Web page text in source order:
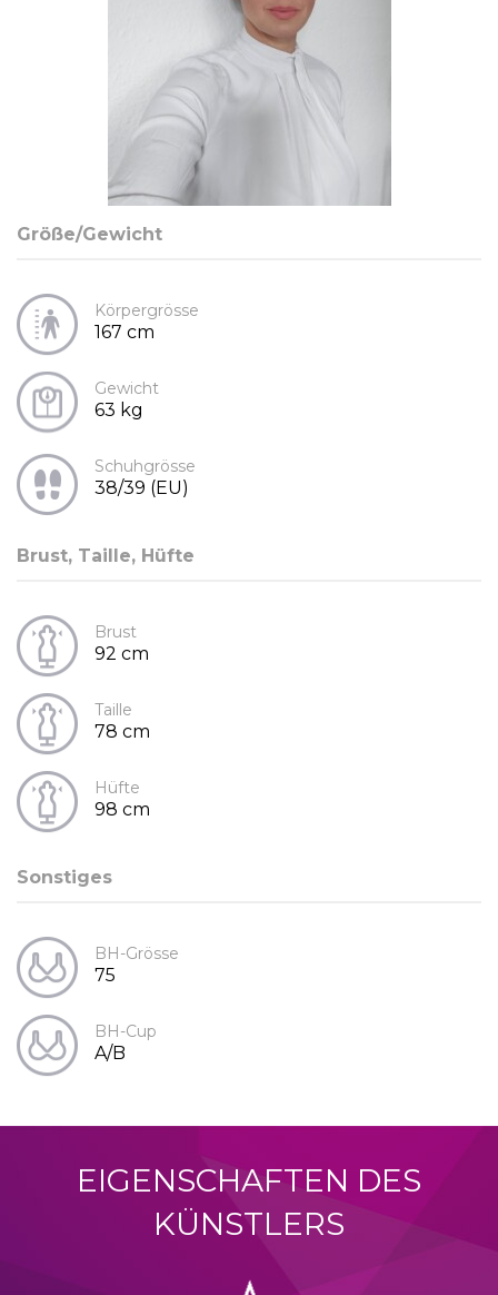
Größe/Gewicht
Körpergrösse
167 cm
Gewicht
63 kg
Schuhgrösse
38/39 (EU)
Brust, Taille, Hüfte
Brust
92 cm
Taille
78 cm
Hüfte
98 cm
Sonstiges
BH-Grösse
75
BH-Cup
A/B
EIGENSCHAFTEN DES
KÜNSTLERS